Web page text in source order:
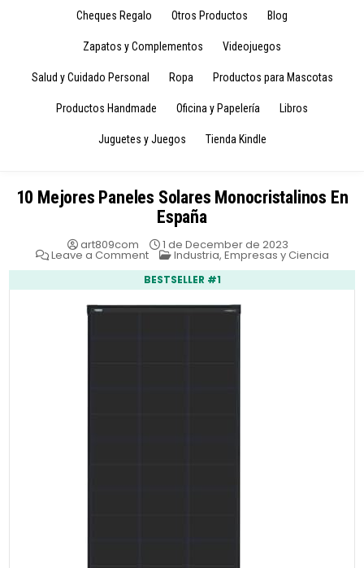
Cheques Regalo Otros Productos Blog
Zapatos y Complementos Videojuegos
Salud y Cuidado Personal Ropa Productos para Mascotas
Productos Handmade Oficina y Papelería Libros
Juguetes y Juegos Tienda Kindle
10 Mejores Paneles Solares Monocristalinos En
España
art809com 1 de December de 2023
Leave a Commenton
Mejores
Paneles
Monocristalinos
Posted
Industria, Empresas y Ciencia
BESTSELLER #1